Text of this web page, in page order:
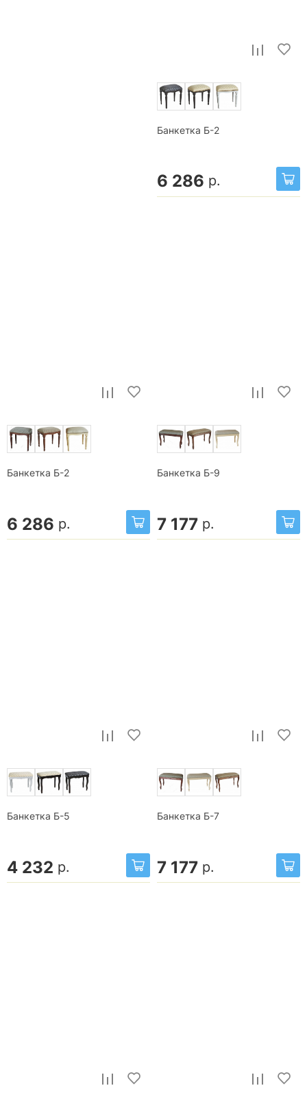
Банкетка Б-2
6 286 р.
Банкетка Б-2
6 286 р.
Банкетка Б-9
7 177 р.
Банкетка Б-5
4 232 р.
Банкетка Б-7
7 177 р.